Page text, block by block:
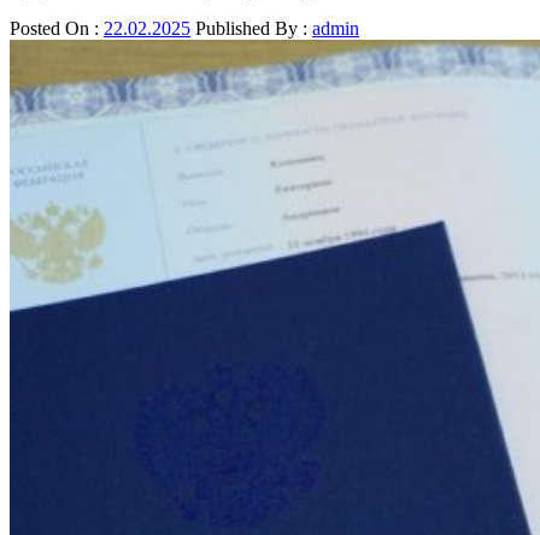
Posted On : 22.02.2025 Published By : admin